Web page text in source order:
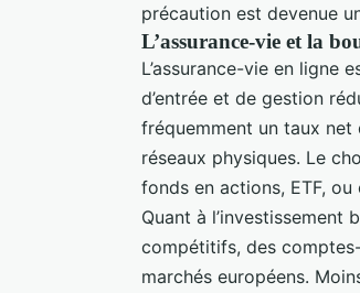
précaution est devenue
L’assurance-vie et la
L’assurance-vie en ligne
d’entrée et de gestion
fréquemment un taux net
réseaux physiques. Le
fonds en actions, ETF,
Quant à l’investissement
compétitifs, des
marchés européens.